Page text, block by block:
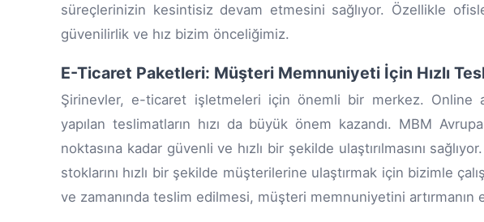
süreçlerinizin kesintisiz devam etmesini sağlıyor. Özellikle
güvenilirlik ve hız bizim önceliğimiz.
E-Ticaret Paketleri: Müşteri Memnuniyeti İçin Hızlı
Şirinevler, e-ticaret işletmeleri için önemli bir merkez. Online
yapılan teslimatların hızı da büyük önem kazandı. MBM
noktasına kadar güvenli ve hızlı bir şekilde ulaştırılmasını
stoklarını hızlı bir şekilde müşterilerine ulaştırmak için bizimle
ve zamanında teslim edilmesi, müşteri memnuniyetini artırmanın